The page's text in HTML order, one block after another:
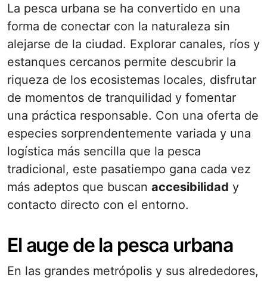
La pesca urbana se ha convertido en una
forma de conectar con la naturaleza sin
alejarse de la ciudad. Explorar canales, ríos y
estanques cercanos permite descubrir la
riqueza de los ecosistemas locales, disfrutar
de momentos de tranquilidad y fomentar
una práctica responsable. Con una oferta de
especies sorprendentemente variada y una
logística más sencilla que la pesca
tradicional, este pasatiempo gana cada vez
más adeptos que buscan accesibilidad y
contacto directo con el entorno.
El auge de la pesca urbana
En las grandes metrópolis y sus alrededores,